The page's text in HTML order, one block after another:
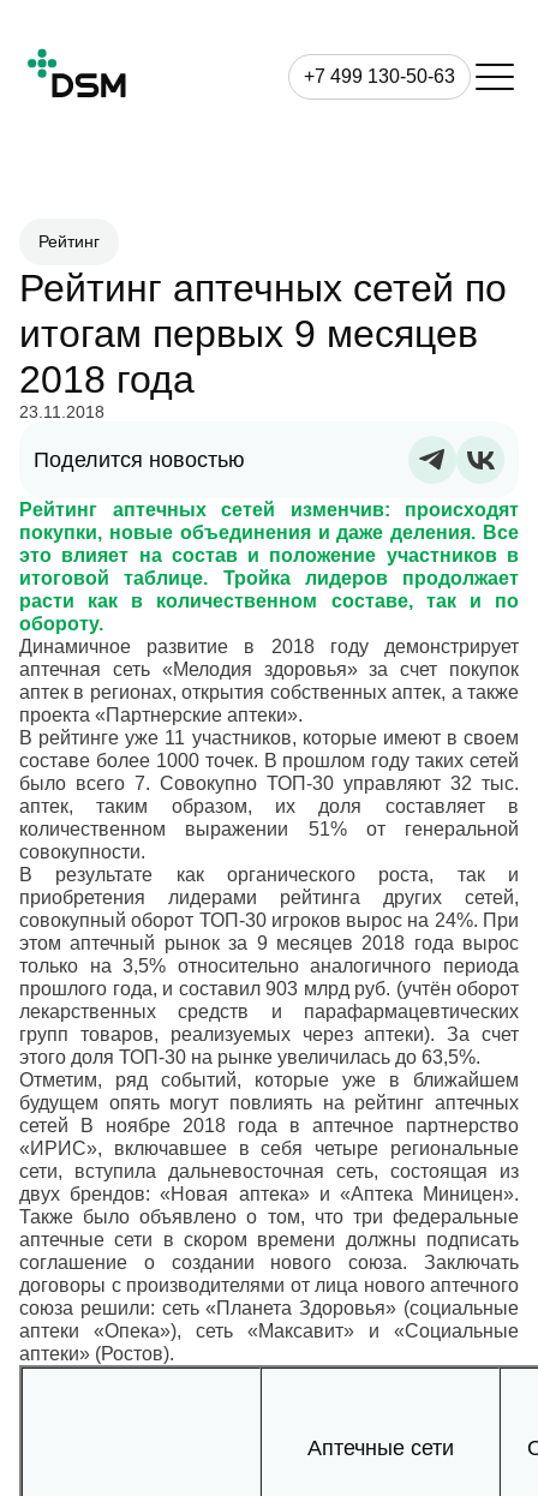
+7 499 130-50-63
Рейтинг
Рейтинг аптечных сетей по
итогам первых 9 месяцев
2018 года
23.11.2018
Поделится новостью
Рейтинг аптечных сетей изменчив: происходят
покупки, новые объединения и даже деления. Все
это влияет на состав и положение участников в
итоговой таблице. Тройка лидеров продолжает
расти как в количественном составе, так и по
обороту.
Динамичное развитие в 2018 году демонстрирует
аптечная сеть «Мелодия здоровья» за счет покупок
аптек в регионах, открытия собственных аптек, а также
проекта «Партнерские аптеки».
В рейтинге уже 11 участников, которые имеют в своем
составе более 1000 точек. В прошлом году таких сетей
было всего 7. Совокупно ТОП-30 управляют 32 тыс.
аптек, таким образом, их доля составляет в
количественном выражении 51% от генеральной
совокупности.
В результате как органического роста, так и
приобретения лидерами рейтинга других сетей,
совокупный оборот ТОП-30 игроков вырос на 24%. При
этом аптечный рынок за 9 месяцев 2018 года вырос
только на 3,5% относительно аналогичного периода
прошлого года, и составил 903 млрд руб. (учтён оборот
лекарственных средств и парафармацевтических
групп товаров, реализуемых через аптеки). За счет
этого доля ТОП-30 на рынке увеличилась до 63,5%.
Отметим, ряд событий, которые уже в ближайшем
будущем опять могут повлиять на рейтинг аптечных
сетей В ноябре 2018 года в аптечное партнерство
«ИРИС», включавшее в себя четыре региональные
сети, вступила дальневосточная сеть, состоящая из
двух брендов: «Новая аптека» и «Аптека Миницен».
Также было объявлено о том, что три федеральные
аптечные сети в скором времени должны подписать
соглашение о создании нового союза. Заключать
договоры с производителями от лица нового аптечного
союза решили: сеть «Планета Здоровья» (социальные
аптеки «Опека»), сеть «Максавит» и «Социальные
аптеки» (Ростов).
Аптечные сети